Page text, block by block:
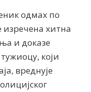
одмах по
хитна
и доказе
који
вреднује